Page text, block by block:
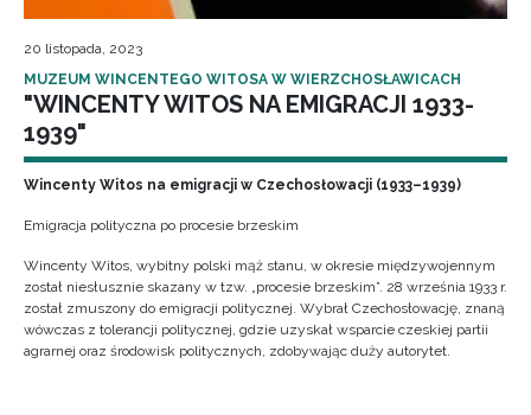
20 listopada, 2023
MUZEUM WINCENTEGO WITOSA W WIERZCHOSŁAWICACH
"WINCENTY WITOS NA EMIGRACJI 1933-
1939"
Wincenty Witos na emigracji w Czechosłowacji (1933–1939)
Emigracja polityczna po procesie brzeskim
Wincenty Witos, wybitny polski mąż stanu, w okresie międzywojennym
został niesłusznie skazany w tzw. „procesie brzeskim”. 28 września 1933 r.
został zmuszony do emigracji politycznej. Wybrał Czechosłowację, znaną
wówczas z tolerancji politycznej, gdzie uzyskał wsparcie czeskiej partii
agrarnej oraz środowisk politycznych, zdobywając duży autorytet.